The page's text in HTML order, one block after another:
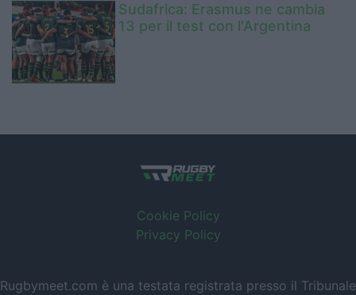
Sudafrica: Erasmus ne cambia
13 per il test con l'Argentina
Cookie Policy
Privacy Policy
Rugbymeet.com è una testata registrata presso il Tribunale